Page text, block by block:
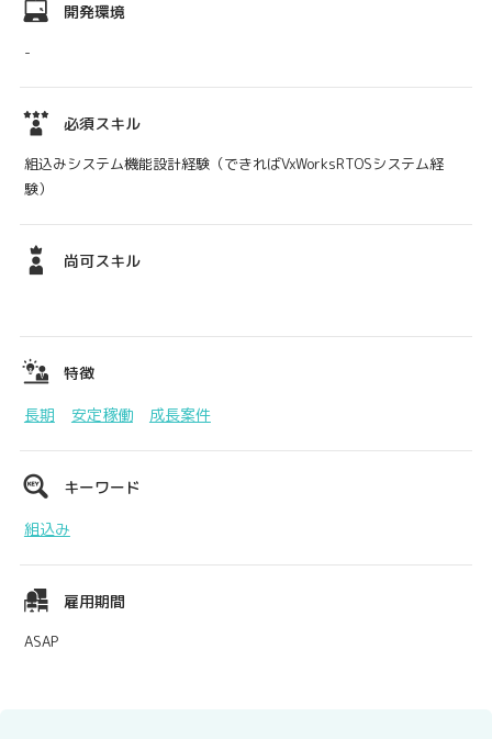
開発環境
-
必須スキル
組込みシステム機能設計経験（できればVxWorksRTOSシステム経
験）
尚可スキル
特徴
長期
安定稼働 成長案件
キーワード
組込み
雇用期間
ASAP